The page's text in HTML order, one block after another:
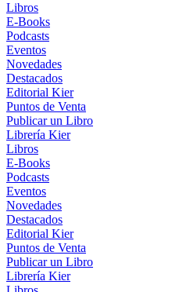
Libros
E-Books
Podcasts
Eventos
Novedades
Destacados
Editorial Kier
Puntos de Venta
Publicar un Libro
Librería Kier
Libros
E-Books
Podcasts
Eventos
Novedades
Destacados
Editorial Kier
Puntos de Venta
Publicar un Libro
Librería Kier